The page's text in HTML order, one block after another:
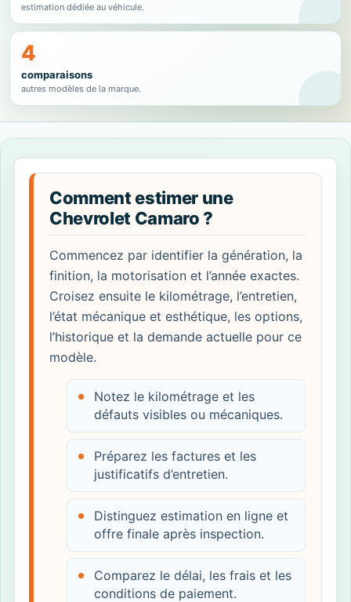
estimation dédiée au véhicule.
4
comparaisons
autres modèles de la marque.
Comment estimer une
Chevrolet Camaro ?
Commencez par identifier la génération, la
finition, la motorisation et l’année exactes.
Croisez ensuite le kilométrage, l’entretien,
l’état mécanique et esthétique, les options,
l’historique et la demande actuelle pour ce
modèle.
Notez le kilométrage et les
défauts visibles ou mécaniques.
Préparez les factures et les
justificatifs d’entretien.
Distinguez estimation en ligne et
offre finale après inspection.
Comparez le délai, les frais et les
conditions de paiement.